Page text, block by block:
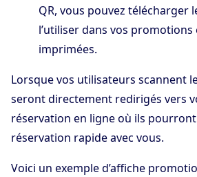
QR, vous pouvez télécharger
l’utiliser dans vos promotions
imprimées.
Lorsque vos utilisateurs scannent
seront directement redirigés vers
réservation en ligne où ils
réservation rapide avec vous.
Voici un exemple d’affiche